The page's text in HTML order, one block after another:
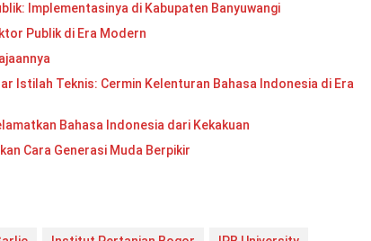
Implementasinya di Kabupaten Banyuwangi
Publik di Era Modern
Istilah Teknis: Cermin Kelenturan Bahasa Indonesia di Era
Bahasa Indonesia dari Kekakuan
Cara Generasi Muda Berpikir